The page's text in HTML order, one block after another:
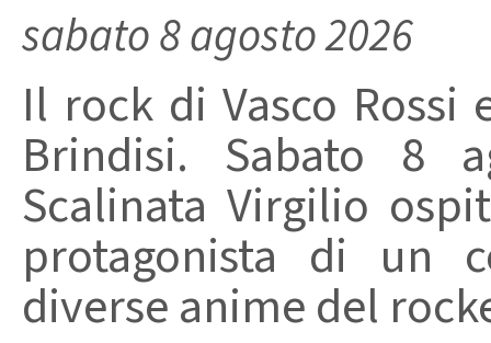
sabato 8 agosto 2026
Il rock di Vasco
Brindisi. Sabato 8
Scalinata Virgilio
protagonista di un
diverse anime del